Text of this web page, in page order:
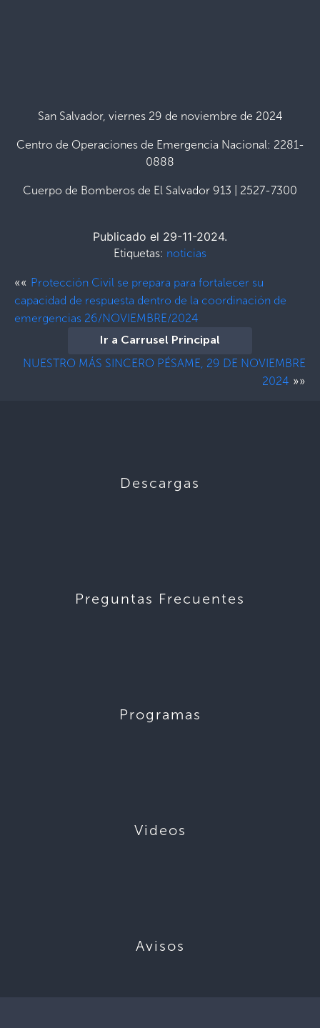
San Salvador, viernes 29 de noviembre de 2024
Centro de Operaciones de Emergencia Nacional: 2281-
0888
Cuerpo de Bomberos de El Salvador 913 | 2527-7300
Publicado el 29-11-2024.
Etiquetas: noticias
«« Protección Civil se prepara para fortalecer su
capacidad de respuesta dentro de la coordinación de
emergencias 26/NOVIEMBRE/2024
Ir a Carrusel Principal
NUESTRO MÁS SINCERO PÉSAME, 29 DE NOVIEMBRE
2024 »»
Descargas
Preguntas Frecuentes
Programas
Videos
Avisos